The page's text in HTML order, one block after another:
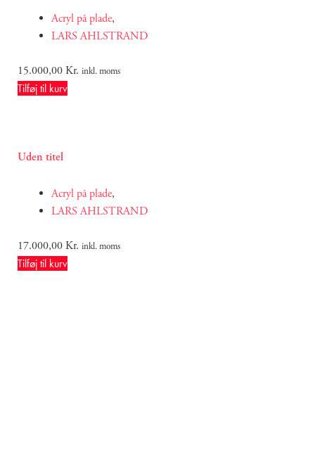
Acryl på plade,
LARS AHLSTRAND
15.000,00Kr. inkl. moms
Tilføj til kurv
Uden titel
Acryl på plade,
LARS AHLSTRAND
17.000,00Kr. inkl. moms
Tilføj til kurv